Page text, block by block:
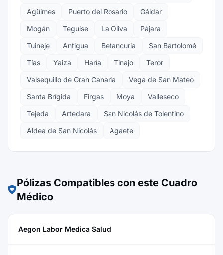
Agüimes
Puerto del Rosario
Gáldar
Mogán
Teguise La Oliva
Pájara
Tuineje
Antigua Betancuria
San Bartolomé
Tías
Yaiza Haría Tinajo
Teror
Valsequillo de Gran Canaria
Vega de San Mateo
Santa Brígida
Firgas Moya
Valleseco
Tejeda
Artedara
San Nicolás de Tolentino
Aldea de San Nicolás
Agaete
Pólizas Compatibles con este Cuadro
Médico
Aegon Labor Medica Salud